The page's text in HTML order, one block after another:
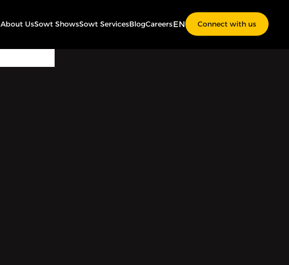
About UsSowt ShowsSowt ServicesBlogCareersEN Connect with us